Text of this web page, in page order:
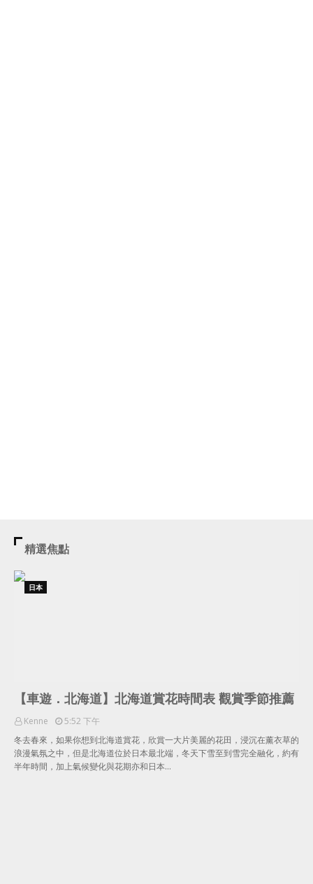
精選焦點
日本
【車遊．北海道】北海道賞花時間表 觀賞季節推薦
Kenne
5:52 下午
冬去春來，如果你想到北海道賞花，欣賞一大片美麗的花田，浸沉在薰衣草的
浪漫氣氛之中，但是北海道位於日本最北端，冬天下雪至到雪完全融化，約有
半年時間，加上氣候變化與花期亦和日本…